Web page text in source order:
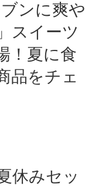
ンに爽や
スイーツ
！夏に食
品をチェ
休みセッ